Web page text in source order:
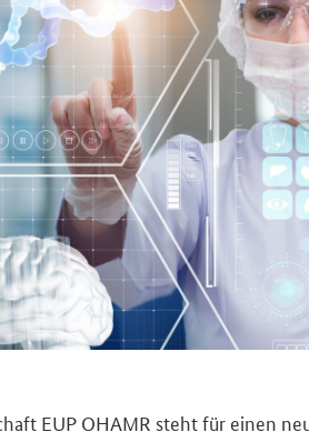
EUP OHAMR steht für einen